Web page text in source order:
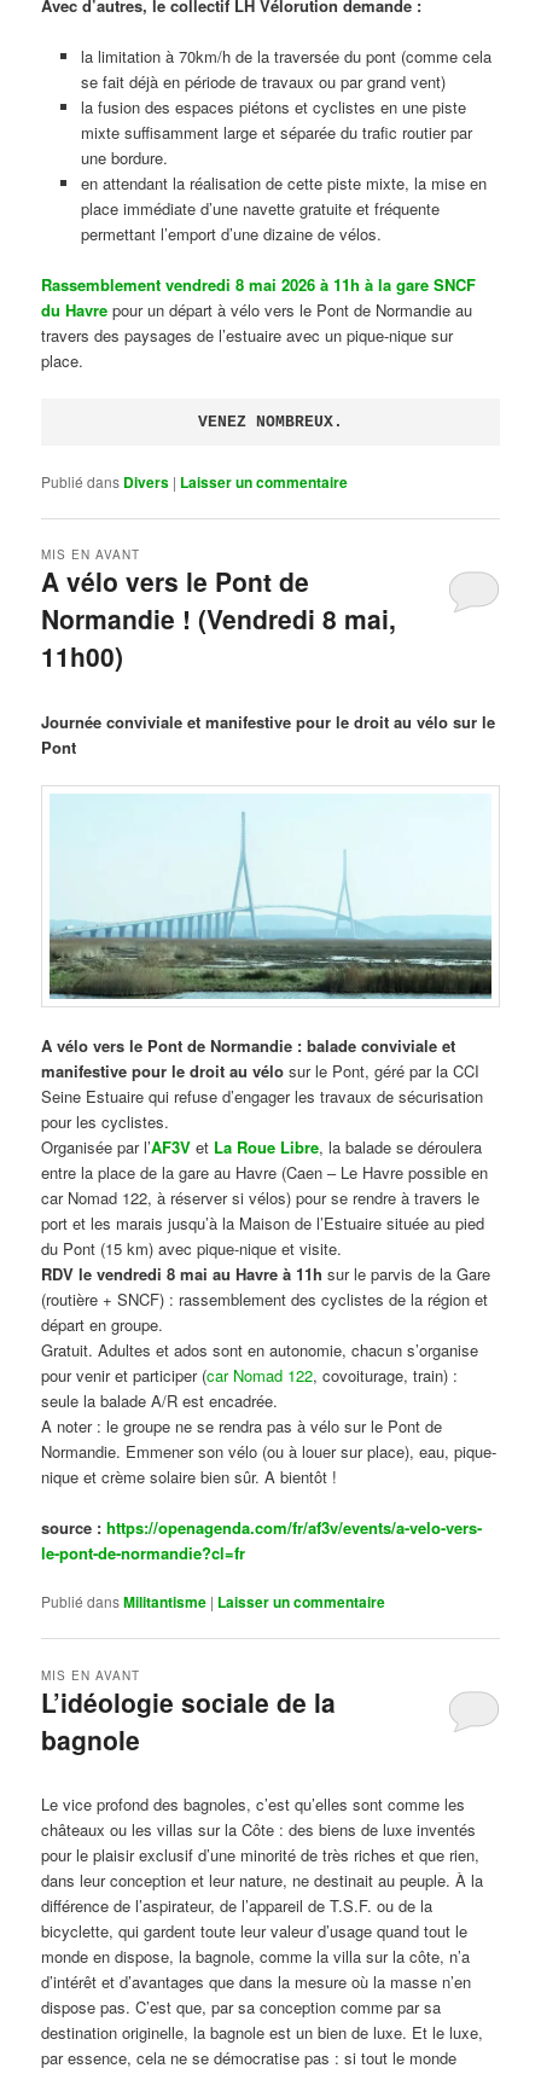
Avec d’autres, le collectif LH Vélorution demande :
la limitation à 70km/h de la traversée du pont (comme cela
se fait déjà en période de travaux ou par grand vent)
la fusion des espaces piétons et cyclistes en une piste
mixte suffisamment large et séparée du trafic routier par
une bordure.
en attendant la réalisation de cette piste mixte, la mise en
place immédiate d’une navette gratuite et fréquente
permettant l’emport d’une dizaine de vélos.
Rassemblement vendredi 8 mai 2026 à 11h à la gare SNCF
du Havre pour un départ à vélo vers le Pont de Normandie au
travers des paysages de l’estuaire avec un pique-nique sur
place.
VENEZ NOMBREUX.
Publié dans Divers | Laisser un commentaire
A vélo vers le Pont de
Normandie ! (Vendredi 8 mai,
11h00)
MIS EN AVANT
Journée conviviale et manifestive pour le droit au vélo sur le
Pont
A vélo vers le Pont de Normandie : balade conviviale et
manifestive pour le droit au vélo sur le Pont, géré par la CCI
Seine Estuaire qui refuse d’engager les travaux de sécurisation
pour les cyclistes.
Organisée par l’AF3V et La Roue Libre, la balade se déroulera
entre la place de la gare au Havre (Caen – Le Havre possible en
car Nomad 122, à réserver si vélos) pour se rendre à travers le
port et les marais jusqu’à la Maison de l’Estuaire située au pied
du Pont (15 km) avec pique-nique et visite.
RDV le vendredi 8 mai au Havre à 11h sur le parvis de la Gare
(routière + SNCF) : rassemblement des cyclistes de la région et
départ en groupe.
Gratuit. Adultes et ados sont en autonomie, chacun s’organise
pour venir et participer (car Nomad 122, covoiturage, train) :
seule la balade A/R est encadrée.
A noter : le groupe ne se rendra pas à vélo sur le Pont de
Normandie. Emmener son vélo (ou à louer sur place), eau, pique-
nique et crème solaire bien sûr. A bientôt !
source :https://openagenda.com/fr/af3v/events/a-velo-vers-
le-pont-de-normandie?cl=fr
Publié dansMilitantisme | Laisser un commentaire
L’idéologie sociale de la
bagnole
MIS EN AVANT
Le vice profond des bagnoles, c’est qu’elles sont comme les
châteaux ou les villas sur la Côte : des biens de luxe inventés
pour le plaisir exclusif d’une minorité de très riches et que rien,
dans leur conception et leur nature, ne destinait au peuple. À la
différence de l’aspirateur, de l’appareil de T.S.F. ou de la
bicyclette, qui gardent toute leur valeur d’usage quand tout le
monde en dispose, la bagnole, comme la villa sur la côte, n’a
d’intérêt et d’avantages que dans la mesure où la masse n’en
dispose pas. C’est que, par sa conception comme par sa
destination originelle, la bagnole est un bien de luxe. Et le luxe,
par essence, cela ne se démocratise pas : si tout le monde